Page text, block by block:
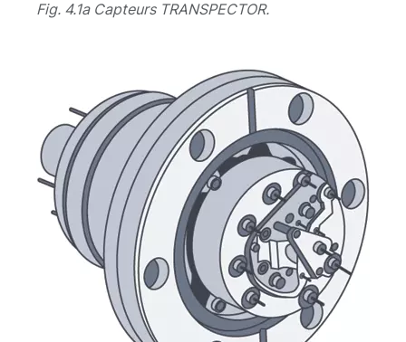
Fig. 4.1a Capteurs TRANSPECTOR.